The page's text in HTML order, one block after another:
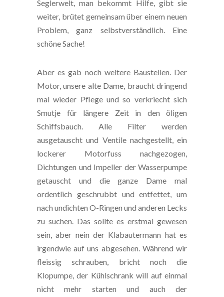
Seglerwelt, man bekommt Hilfe, gibt sie
weiter, brütet gemeinsam über einem neuen
Problem, ganz selbstverständlich. Eine
schöne Sache!
Aber es gab noch weitere Baustellen. Der
Motor, unsere alte Dame, braucht dringend
mal wieder Pflege und so verkriecht sich
Smutje für längere Zeit in den öligen
Schiffsbauch. Alle Filter werden
ausgetauscht und Ventile nachgestellt, ein
lockerer Motorfuss nachgezogen,
Dichtungen und Impeller der Wasserpumpe
getauscht und die ganze Dame mal
ordentlich geschrubbt und entfettet, um
nach undichten O-Ringen und anderen Lecks
zu suchen. Das sollte es erstmal gewesen
sein, aber nein der Klabautermann hat es
irgendwie auf uns abgesehen. Während wir
fleissig schrauben, bricht noch die
Klopumpe, der Kühlschrank will auf einmal
nicht mehr starten und auch der